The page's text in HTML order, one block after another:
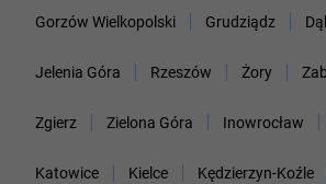
Gorzów Wielkopolski Grudziądz
Jelenia Góra Rzeszów Żory
Zgierz Zielona Góra Inowrocław
Katowice Kielce Kędzierzyn-Koźle